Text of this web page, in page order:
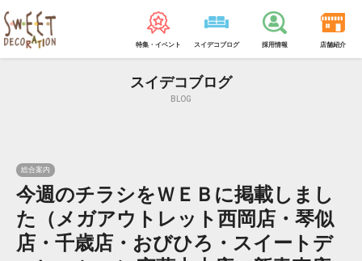
特集・イベント スイデコブログ 採用情報 店舗紹介
スイデコブログ
BLOG
総合案内
今週のチラシをＷＥＢに掲載しまし
た（メガアウトレット西岡店・琴似
店・千歳店・おびひろ・スイートデ